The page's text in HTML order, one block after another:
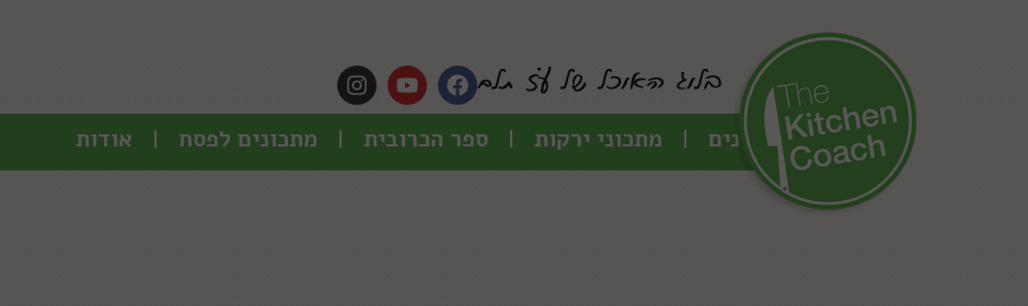
כל המתכונים מתכוני ירקות ספר הכרובית מתכונים לפסח אודות